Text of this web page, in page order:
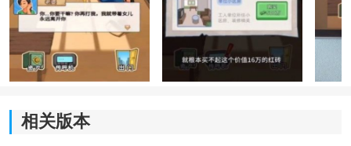
2.拥有着自由度超高的玩法，选择职业的时候，也可以挑
选一个特别满意的职业。
3.不管是当医生或者是当企业家，在这里都可以发展自己
相关版本